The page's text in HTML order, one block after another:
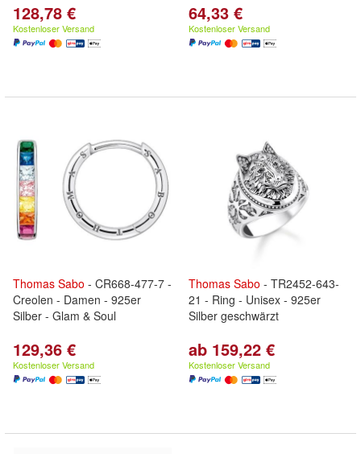
128,78 €
Kostenloser Versand
64,33 €
Kostenloser Versand
Thomas Sabo - CR668-477-7 -
Creolen - Damen - 925er
Silber - Glam & Soul
129,36 €
Kostenloser Versand
Thomas Sabo - TR2452-643-
21 - Ring - Unisex - 925er
Silber geschwärzt
ab 159,22 €
Kostenloser Versand